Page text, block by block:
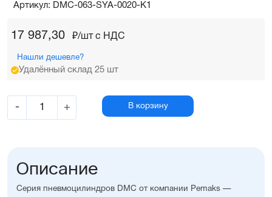
17 987,30 ₽/шт c НДС
Нашли дешевле?
Удалённый склад 25 шт
- + В корзину
Артикул: DMC-063-SYA-0020-K1
Описание
Серия пневмоцилиндров DMC от компании Pemaks —